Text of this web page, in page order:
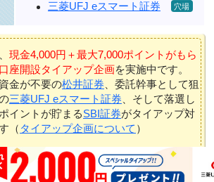
三菱UFJ eスマート証券
現金4,000円＋最大7,000ポイントがもら
座開設タイアップ企画を実施中です。
金が不要の松井証券 、委託幹事として狙
三菱UFJ eスマート証券 、そして落選し
イントが貯まるSBI証券がタイアップ対
（ タイアップ企画について ）